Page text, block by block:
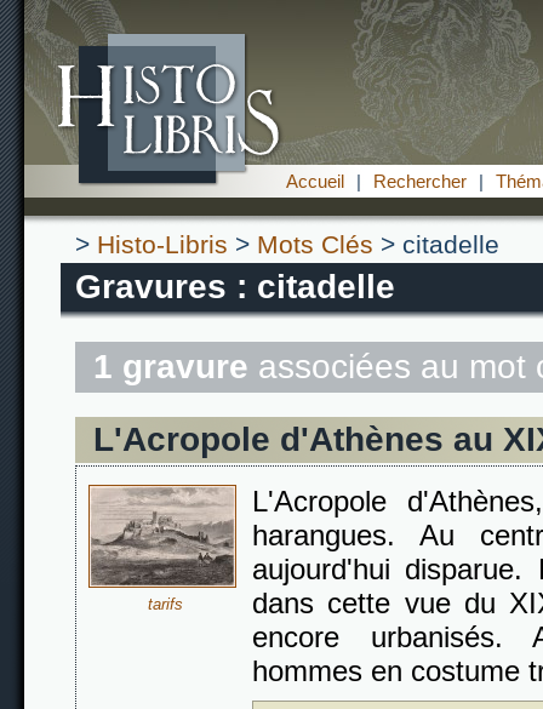
Accueil | Rechercher |
> Histo-Libris > Mots Clés > citadelle
Gravures : citadelle
1 gravure associées au mot
L'Acropole d'Athènes au
tarifs
L'Acropole
harangues. Au
aujourd'hui
dans cette vue du
encore urbanisés.
hommes en costume